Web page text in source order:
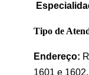
Tipo de
Endereço:
1601 e